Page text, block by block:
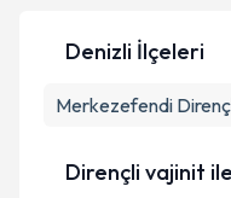
Metni'ni
Denizli İlçeleri
Merkezefendi
Dirençli vajinit